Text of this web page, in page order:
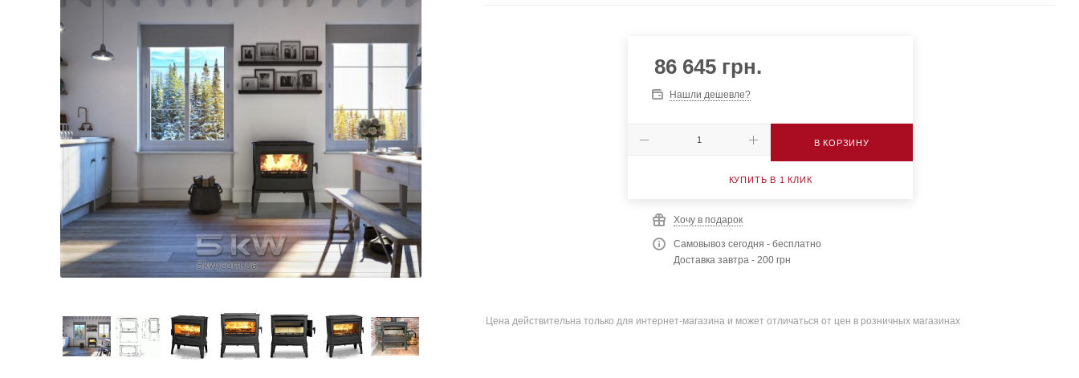
86 645 грн.
Нашли дешевле?
В КОРЗИНУ
КУПИТЬ В 1 КЛИК
Хочу в подарок
Самовывоз сегодня - бесплатно
Доставка завтра - 200 грн
Цена действительна только для интернет-магазина и может отличаться от цен в розничных магазинах